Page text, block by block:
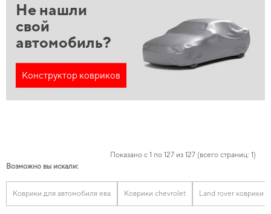
Не нашли
свой
автомобиль?
Конструктор ковриков
Показано с 1 по 127 из 127 (всего страниц: 1)
Возможно вы искали:
Коврики для автомобиля ева Коврики chevrolet Land rover коврики